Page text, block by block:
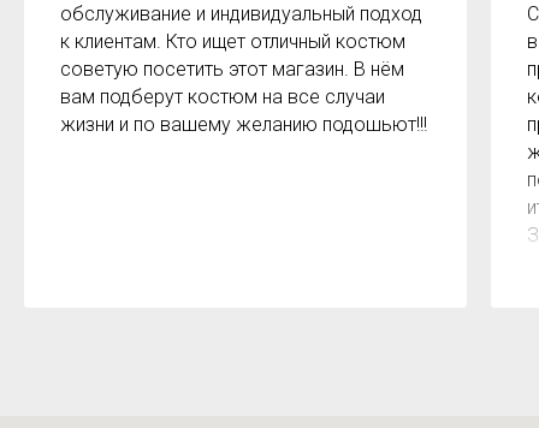
обслуживание и индивидуальный подход
к клиентам. Кто ищет отличный костюм
советую посетить этот магазин. В нём
вам подберут костюм на все случаи
жизни и по вашему желанию подошьют!!!